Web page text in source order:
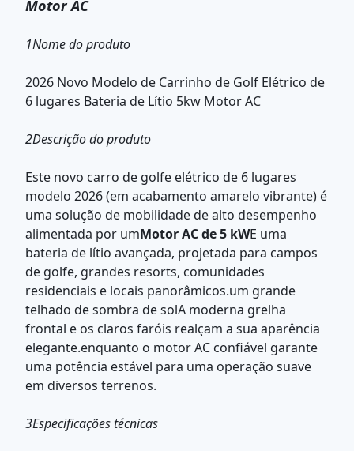
Motor AC
1Nome do produto
2026 Novo Modelo de Carrinho de Golf Elétrico de
6 lugares Bateria de Lítio 5kw Motor AC
2Descrição do produto
Este novo carro de golfe elétrico de 6 lugares
modelo 2026 (em acabamento amarelo vibrante) é
uma solução de mobilidade de alto desempenho
alimentada por umMotor AC de 5 kWE uma
bateria de lítio avançada, projetada para campos
de golfe, grandes resorts, comunidades
residenciais e locais panorâmicos.um grande
telhado de sombra de solA moderna grelha
frontal e os claros faróis realçam a sua aparência
elegante.enquanto o motor AC confiável garante
uma potência estável para uma operação suave
em diversos terrenos.
3Especificações técnicas